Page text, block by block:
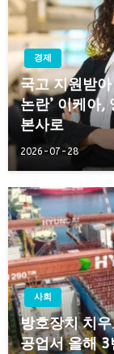
경제
국고 지원받
논란’ 이케아,
본사로
2026-07-28
사회
방호장치 치
공업서 올해